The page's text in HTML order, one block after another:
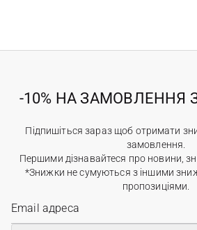
-10% НА ЗАМОВЛЕННЯ
Підпишіться зараз щоб отримати
замовлення.
Першими дізнавайтеся про новини,
*Знижки не сумуються з іншими
пропозиціями.